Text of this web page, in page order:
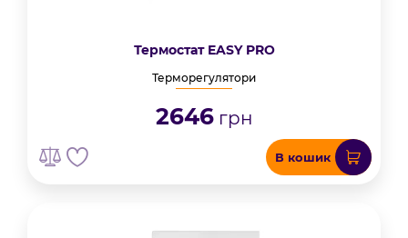
Термостат EASY PRO
Терморегулятори
2646грн
В кошик